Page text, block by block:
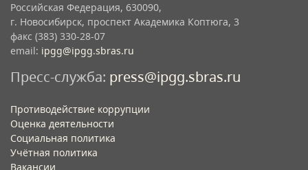
Российская Федерация, 630090,
г. Новосибирск, проспект Академика Коптюга, 3
факс (383) 330-28-07
email: ipgg@ipgg.sbras.ru
Пресс-служба: press@ipgg.sbras.ru
Противодействие коррупции
Оценка деятельности
Социальная политика
Учётная политика​
Вакансии​